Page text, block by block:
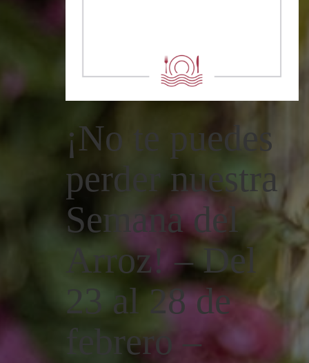
¡No te puedes
perder nuestra
Semana del
Arroz! – Del
23 al 28 de
febrero –